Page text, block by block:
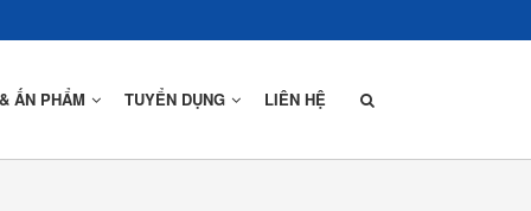
ẤN PHẨM TUYỂN DỤNG LIÊN HỆ